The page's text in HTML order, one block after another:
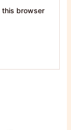
this browser